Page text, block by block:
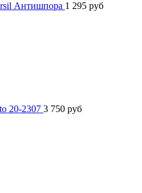
Антишпора 1 295 руб
20-2307 3 750 руб